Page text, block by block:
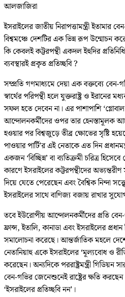
আলজাজিরা
ইসরাইলের জাতীয় নিরাপত্তামন্ত্রী ইতামার
বিশ্বমঞ্চে দেশটির এক ভিন্ন রূপ উন্মোচন
কি কেবলই কট্টরপন্থী একদল ইহুদির
ব্যবস্থারই প্রকৃত প্রতিচ্ছবি ?
সম্প্রতি গণমাধ্যমে দেয়া এক বক্তব্যে বেন-
স্বার্থের পরিপন্থী হলে যুক্তরাষ্ট্র ও ইরানের
সফল হতে দেবেন না। এর পাশাপাশি
আন্দোলনকর্মীদের ওপর তার হেনস্তামূলক
হওয়ার পর বিশ্বজুড়ে তীব্র ক্ষোভের সৃষ্টি
পাওয়ার পার্টি’র এই নেতাকে এত দিন
একজন ‘বিচ্ছিন্ন’ বা ব্যতিক্রমী চরিত্র
কারণে ইসরাইলের কট্টরপন্থীদের
দিয়ে যেতে পেরেছেন এবং বৈশ্বিক নিন্দা
ইসরাইলের সাথে বাণিজ্য বজায় রাখার
তবে ইউরোপীয় আন্দোলনকর্মীদের প্রতি
ফ্রান্স, ইতালি, কানাডা এবং ইসরাইলের
সমালোচনা করেছে। আন্তর্জাতিক মহলে
নেতানিয়াহু একে ইসরাইলের ‘মূল্যবোধ ও
করেছেন। অন্যদিকে পররাষ্ট্রমন্ত্রী
বেন-গভির জেনেশুনেই রাষ্ট্রের ক্ষতি
‘ইসরাইলের প্রতিচ্ছবি নন’।